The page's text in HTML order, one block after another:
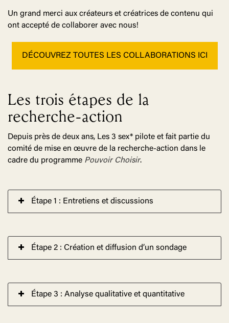
Un grand merci aux créateurs et créatrices de contenu qui
ont accepté de collaborer avec nous!
DÉCOUVREZ TOUTES LES COLLABORATIONS ICI
Les trois étapes de la
recherche-action
Depuis près de deux ans, Les 3 sex* pilote et fait partie du
comité de mise en œuvre de la recherche-action dans le
cadre du programme Pouvoir Choisir.
Étape 1 : Entretiens et discussions
Étape 2 : Création et diffusion d’un sondage
Étape 3 : Analyse qualitative et quantitative